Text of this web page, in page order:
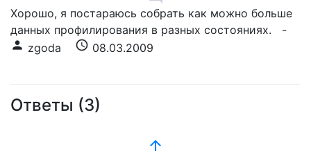
Хорошо, я постараюсь собрать как можно больше
данных профилирования в разных состояниях.
-
person zgoda schedule 08.03.2009
Ответы (3)
arrow_upward